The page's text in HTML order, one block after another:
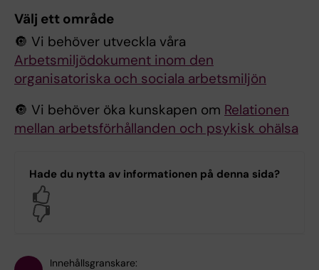
Välj ett område
🔘 Vi behöver utveckla våra
Arbetsmiljödokument inom den
organisatoriska och sociala arbetsmiljön
🔘 Vi behöver öka kunskapen om Relationen
mellan arbetsförhållanden och psykisk ohälsa
Hade du nytta av informationen på denna sida?
Innehållsgranskare: